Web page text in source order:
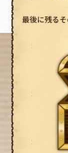
最後に残る